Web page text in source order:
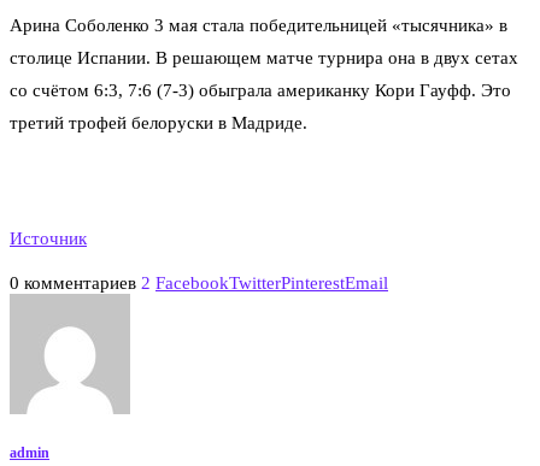
Арина Соболенко 3 мая стала победительницей «тысячника» в
столице Испании. В решающем матче турнира она в двух сетах
со счётом 6:3, 7:6 (7-3) обыграла американку Кори Гауфф. Это
третий трофей белоруски в Мадриде.
Источник
0 комментариев 2 FacebookTwitterPinterestEmail
admin